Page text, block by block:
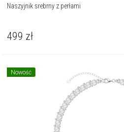
Naszyjnik srebrny z perłami
499 zł
Nowość